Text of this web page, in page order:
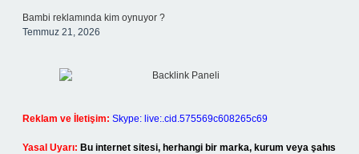
Bambi reklamında kim oynuyor ?
Temmuz 21, 2026
Reklam ve İletişim: Skype: live:.cid.575569c608265c69
Yasal Uyarı: Bu internet sitesi, herhangi bir marka, kurum veya şahıs